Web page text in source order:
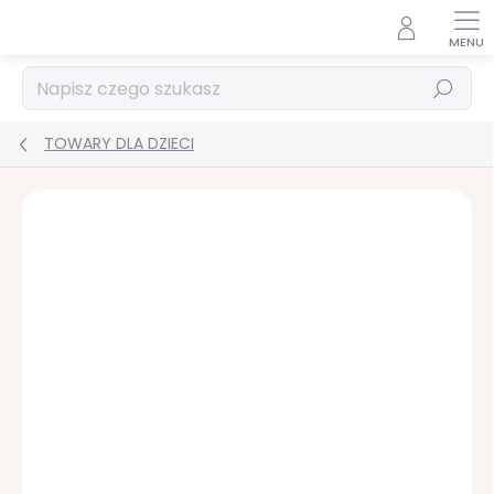
Szukaj
TOWARY DLA DZIECI